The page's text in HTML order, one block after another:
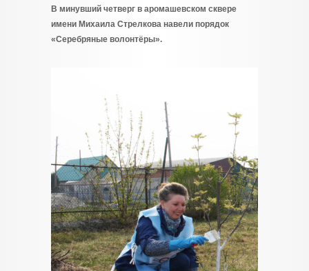
В минувший четверг в аромашевском сквере
имени Михаила Стрелкова навели порядок
«Серебряные волонтёры».